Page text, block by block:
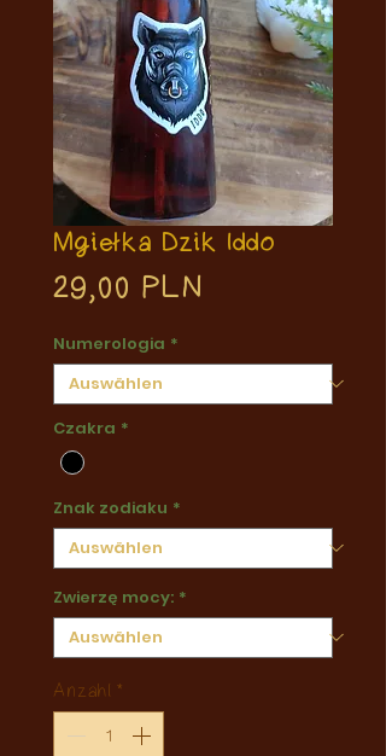
Mgiełka Dzik Iddo
29,00 PLN
Numerologia *
Czakra *
Znak zodiaku *
Zwierzę mocy: *
Anzahl *